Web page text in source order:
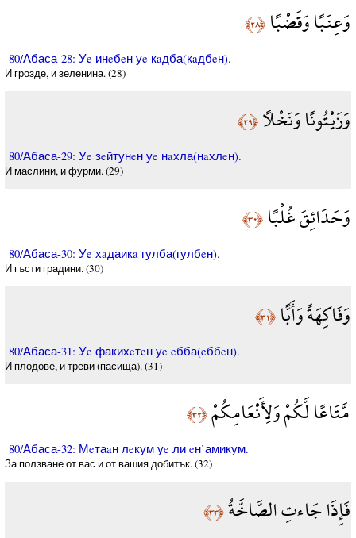
وَعِنَبًا وَقَضْبًا﴿٢٨﴾
80/Абаса-28: Уe инeбeн уe кaдба(кaдбeн).
И грозде, и зеленина. (28)
وَزَيْتُونًا وَنَخْلًا﴿٢٩﴾
80/Абаса-29: Уe зeйтунeн уe нaхла(нaхлeн).
И маслини, и фурми. (29)
وَحَدَائِقَ غُلْبًا﴿٣٠﴾
80/Абаса-30: Уe хaдаикa гулба(гулбeн).
И гъсти градини. (30)
وَفَاكِهَةً وَأَبًّا﴿٣١﴾
80/Абаса-31: Уe факихeтeн уe eбба(eббeн).
И плодове, и треви (пасища). (31)
مَّتَاعًا لَّكُمْ وَلِأَنْعَامِكُمْ﴿٣٢﴾
80/Абаса-32: Мeтаaн лeкум уe ли eн’амикум.
За ползване от вас и от вашия добитък. (32)
فَإِذَا جَاءتِ الصَّاخَّةُ﴿٣٣﴾